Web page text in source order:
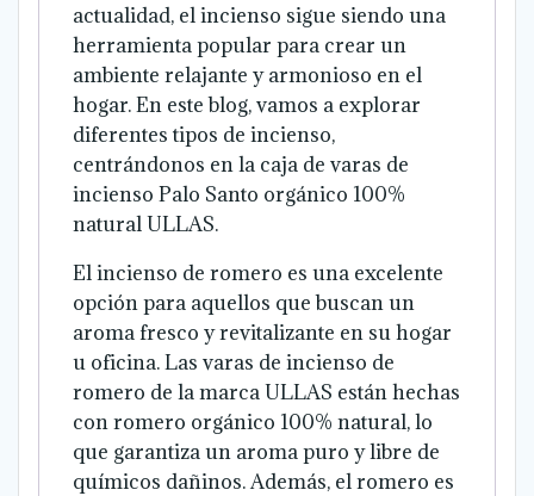
actualidad, el incienso sigue siendo una
herramienta popular para crear un
ambiente relajante y armonioso en el
hogar. En este blog, vamos a explorar
diferentes tipos de incienso,
centrándonos en la caja de varas de
incienso Palo Santo orgánico 100%
natural ULLAS.
El incienso de romero es una excelente
opción para aquellos que buscan un
aroma fresco y revitalizante en su hogar
u oficina. Las varas de incienso de
romero de la marca ULLAS están hechas
con romero orgánico 100% natural, lo
que garantiza un aroma puro y libre de
químicos dañinos. Además, el romero es